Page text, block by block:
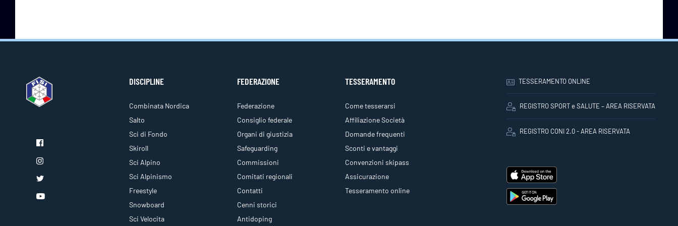
DISCIPLINE
Combinata Nordica
Salto
Sci di Fondo
Skiroll
Sci Alpino
Sci Alpinismo
Freestyle
Snowboard
Sci Velocita
FEDERAZIONE
Federazione
Consiglio federale
Organi di giustizia
Safeguarding
Commissioni
Comitati regionali
Contatti
Cenni storici
Antidoping
TESSERAMENTO
Come tesserarsi
Affiliazione Società
Domande frequenti
Sconti e vantaggi
Convenzioni skipass
Assicurazione
Tesseramento online
TESSERAMENTO ONLINE
REGISTRO SPORT e SALUTE – AREA RISERVATA
REGISTRO CONI 2.0 - AREA RISERVATA